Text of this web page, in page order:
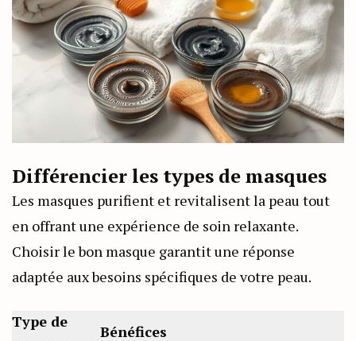
Différencier les types de masques
Les masques purifient et revitalisent la peau tout
en offrant une expérience de soin relaxante.
Choisir le bon masque garantit une réponse
adaptée aux besoins spécifiques de votre peau.
Type de
Bénéfices